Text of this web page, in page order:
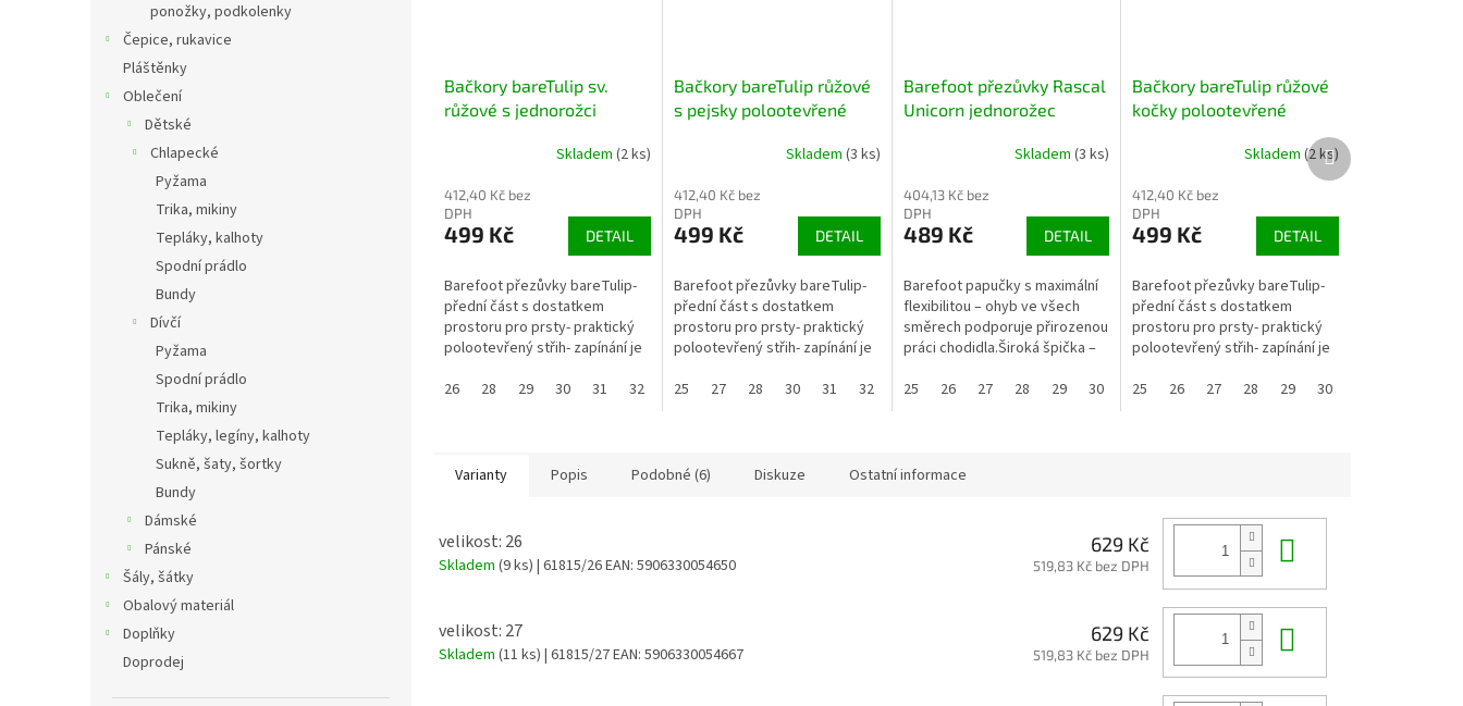
ponožky, podkolenky
Čepice, rukavice
Pláštěnky
Oblečení
Dětské
Chlapecké
Pyžama
Trika, mikiny
Tepláky, kalhoty
Spodní prádlo
Bundy
Dívčí
Pyžama
Spodní prádlo
Trika, mikiny
Tepláky, legíny, kalhoty
Sukně, šaty, šortky
Bundy
Dámské
Pánské
Šály, šátky
Obalový materiál
Doplňky
Doprodej
Bačkory bareTulip sv.
růžové s jednorožci
Skladem (2 ks)
412,40 Kč bez
DPH
499 Kč DETAIL
Barefoot přezůvky bareTulip-
přední část s dostatkem
prostoru pro prsty- praktický
polootevřený střih- zapínání je
flexibilní podešev- nulový...
26 28 29 30 31 32
Bačkory bareTulip růžové
s pejsky polootevřené
Skladem (3 ks)
412,40 Kč bez
DPH
499 Kč DETAIL
Barefoot přezůvky bareTulip-
přední část s dostatkem
prostoru pro prsty- praktický
polootevřený střih- zapínání je
flexibilní podešev- nulový...
25 27 28 30 31 32
Barefoot přezůvky Rascal
Unicorn jednorožec
Skladem(3 ks)
404,13 Kč bez
DPH
489 Kč DETAIL
Barefoot papučky s maximální
flexibilitou – ohyb ve všech
směrech podporuje přirozenou
práci chodidla.Široká špička –
aktivitu...
25 26 27 28 29 30 31 32 33 34 35
Bačkory bareTulip růžové
kočky polootevřené
Skladem (2 ks)
412,40 Kč bez
DPH
499 Kč DETAIL
Barefoot přezůvky bareTulip-
přední část s dostatkem
prostoru pro prsty- praktický
polootevřený střih- zapínání je
flexibilní podešev- nulový...
25 26 27 28 29 30
Další
produkt
Varianty Popis Podobné (6) Diskuze Ostatní informace
velikost: 26
Skladem (9 ks) | 61815/26EAN: 5906330054650
629 Kč
519,83 Kč bez DPH
velikost: 27
Skladem (11 ks) | 61815/27EAN: 5906330054667
629 Kč
519,83 Kč bez DPH